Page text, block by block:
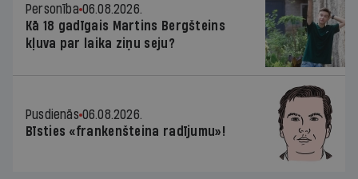
Personība 06.08.2026.
Kā 18 gadīgais Martins Bergšteins
kļuva par laika ziņu seju?
Pusdienās 06.08.2026.
Bīsties «frankenšteina radījumu»!